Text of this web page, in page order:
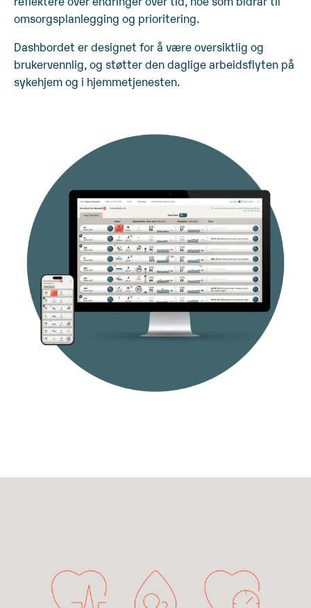
omsorgsplanlegging og prioritering.
Dashbordet er designet for å være oversiktlig og
brukervennlig, og støtter den daglige arbeidsflyten på
sykehjem og i hjemmetjenesten.